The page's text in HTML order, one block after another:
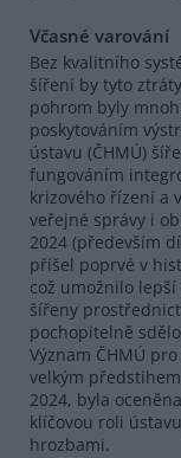
Včasné varování
Bez kvalitního
šíření by tyto
pohrom byly
poskytováním
ústavu (ČHMÚ)
fungováním
krizového řízení a
veřejné správy i
2024 (především
přišel poprvé v
což umožnilo
šířeny
pochopitelně
Význam ČHMÚ
velkým
2024, byla
klíčovou roli
hrozbami.